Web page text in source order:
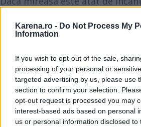
Karena.ro - Do Not Process My
Information
If you wish to opt-out of the sale,
processing of your personal or
targeted advertising by us, please use
section to confirm your selection.
opt-out request is processed you may
interest-based ads based on personal
us or personal information disclosed
speciala, se poate mandri cu
tort. Astfel, fiecare are ocazia